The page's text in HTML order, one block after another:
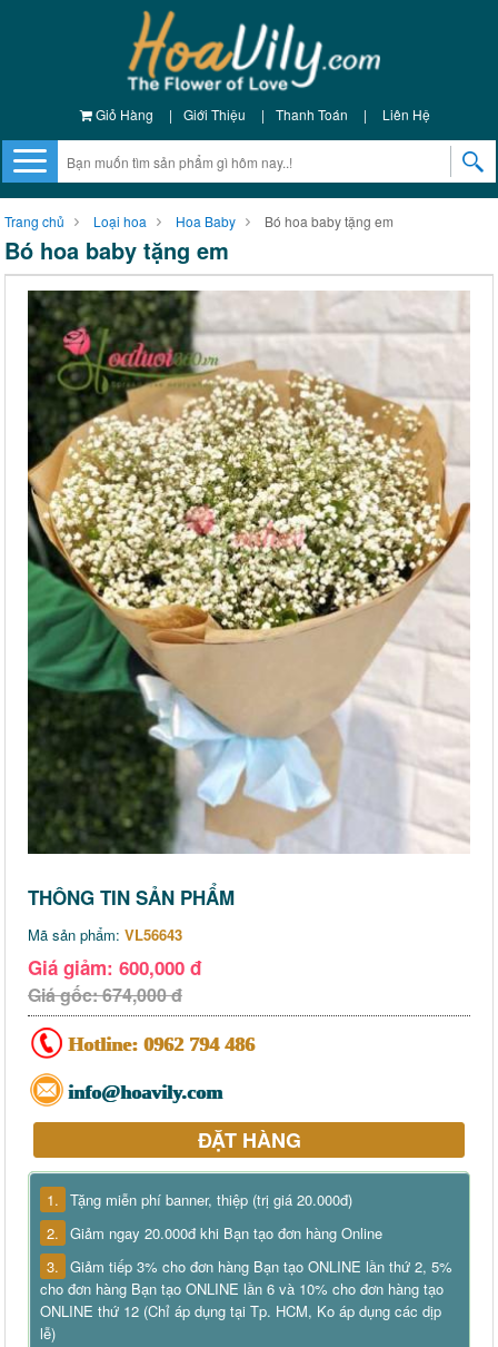
Giỏ Hàng | Giới Thiệu | Thanh Toán | Liên Hệ
Trang chủ Loại hoa Hoa Baby Bó hoa baby tặng em
Bó hoa baby tặng em
THÔNG TIN SẢN PHẨM
Mã sản phẩm: VL56643
Giá giảm: 600,000 đ
Giá gốc: 674,000 đ
Hotline: 0962 794 486
info@hoavily.com
ĐẶT HÀNG
1. Tặng miễn phí banner, thiệp (trị giá 20.000đ)
2. Giảm ngay 20.000đ khi Bạn tạo đơn hàng Online
3. Giảm tiếp 3% cho đơn hàng Bạn tạo ONLINE lần thứ 2, 5%
cho đơn hàng Bạn tạo ONLINE lần 6 và 10% cho đơn hàng tạo
ONLINE thứ 12 (Chỉ áp dụng tại Tp. HCM, Ko áp dụng các dịp
lễ)